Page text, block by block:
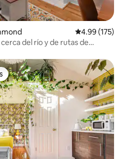
Calificación
4.99 (175)
del río y de rutas de